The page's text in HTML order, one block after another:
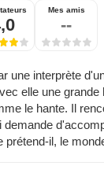
Mes amis
--
une interprète
elle une grande
le hante. Il
demande
prétend-il, le